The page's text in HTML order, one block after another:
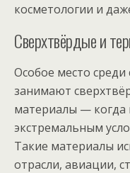
косметологии и
Сверхтвёрдые и
Особое место
занимают
материалы — когда
экстремальным
Такие материалы
отрасли, авиации,